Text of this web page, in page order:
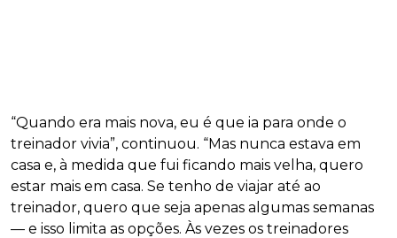
“Quando era mais nova, eu é que ia para onde o
treinador vivia”, continuou. “Mas nunca estava em
casa e, à medida que fui ficando mais velha, quero
estar mais em casa. Se tenho de viajar até ao
treinador, quero que seja apenas algumas semanas
— e isso limita as opções. Às vezes os treinadores